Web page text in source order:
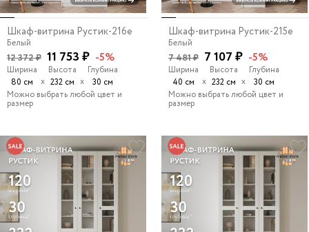
Шкаф-витрина Рустик-216e
Белый
12 372 ₽ 11 753 ₽ -5%
Ширина
80 см
х
Высота
232 см х
Глубина
30 см
Можно выбрать любой цвет и
размер
Шкаф-витрина Рустик-215e
Белый
7 481 ₽ 7 107 ₽ -5%
Ширина
40 см
х
Высота
232 см х
Глубина
30 см
Можно выбрать любой цвет и
размер